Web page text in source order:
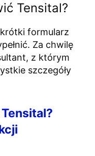
Tensital?
formularz
Za chwilę
z którym
szczegóły